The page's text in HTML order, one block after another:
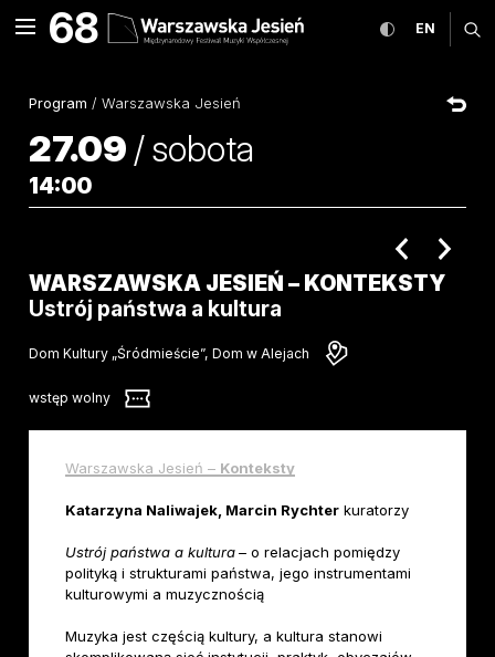
Warszawska Jesień –
rozwiń menu
MENU68 przełącz
EN
Program / Warszawska Jesień
27.09 /sobota
14:00
WARSZAWSKA JESIEŃ – KONTEKSTY
Ustrój państwa a kultura
Dom Kultury „Śródmieście”, Dom w Alejach
wstęp wolny
Warszawska Jesień – Konteksty
Katarzyna Naliwajek, Marcin Rychterkuratorzy
Ustrój państwa a kultura – o relacjach pomiędzy
polityką i strukturami państwa, jego instrumentami
kulturowymi a muzycznością
Muzyka jest częścią kultury, a kultura stanowi